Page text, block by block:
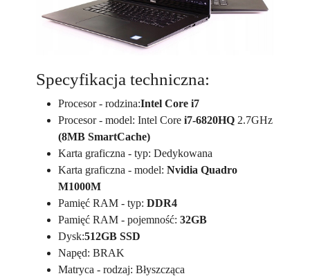
Specyfikacja techniczna:
Procesor - rodzina:Intel Core i7
Procesor - model: Intel Core i7-6820HQ 2.7GHz
(8MB SmartCache)
Karta graficzna - typ: Dedykowana
Karta graficzna - model: Nvidia Quadro
M1000M
Pamięć RAM - typ: DDR4
Pamięć RAM - pojemność: 32GB
Dysk:512GB SSD
Napęd: BRAK
Matryca - rodzaj: Błyszcząca